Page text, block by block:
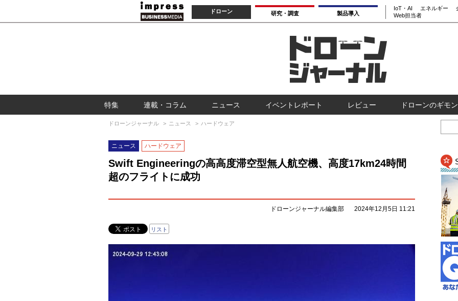
ドローン 研究・調査 製品導入
IoT・AI エネルギー
Web担当者
特集 連載・コラム ニュース イベントレポート レビュー ドローンのギモ
ドローンジャーナル ニュース ハードウェア
ニュース ハードウェア
Swift Engineeringの高高度滞空型無人航空機、高度17km24時間
超のフライトに成功
ドローンジャーナル編集部 2024年12月5日 11:21
リスト